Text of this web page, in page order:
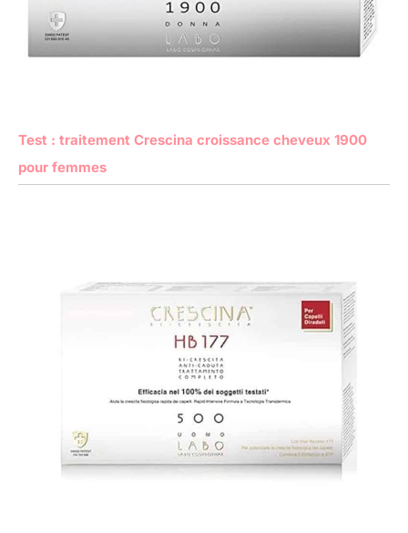
Test : traitement Crescina croissance cheveux 1900
pour femmes